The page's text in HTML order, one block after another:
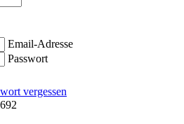
Email-Adresse
Passwort
vergessen